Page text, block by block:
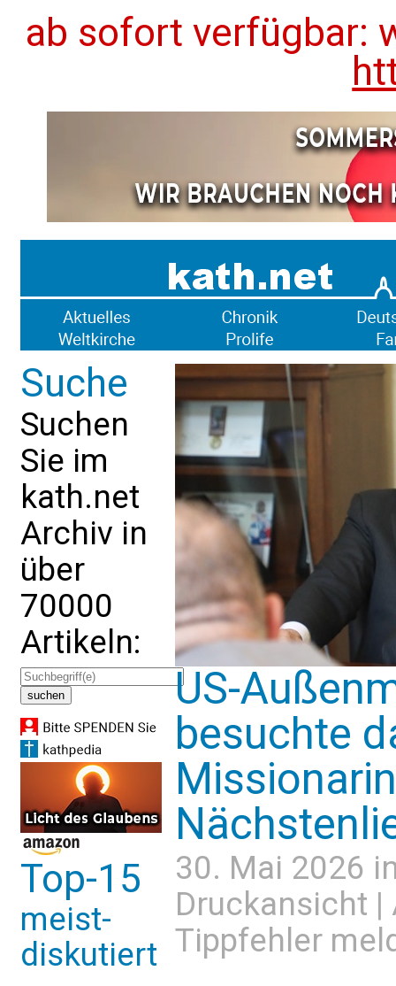
ab sofort verfügbar:
Suche
Suchen
Sie im
kath.net
Archiv in
über
70000
Artikeln:
Top-15
meist-
diskutiert
US-
besuchte
30. Mai 2026
Druckansicht |
Tippfehler